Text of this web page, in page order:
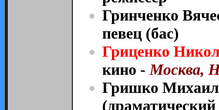
Гринченко
певец (бас)
Гриценко
кино - Москва,
Гришко Михаил